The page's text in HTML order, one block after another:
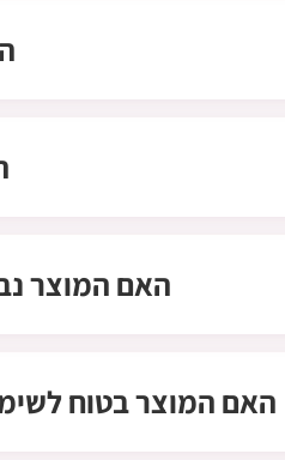
האם המוצר
האם המוצר בטוח